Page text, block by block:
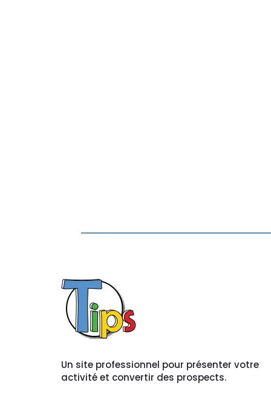
Un site professionnel pour présenter votre
activité et convertir des prospects.